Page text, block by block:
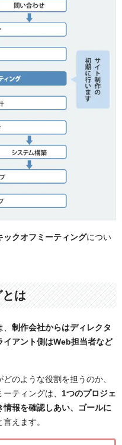
ックオフミーティングについ
は
制作会社からはディレクタ
イアント側はWeb担当者など
のような役割を担うのか、
ティングは、 1つのプロジェ
報を確認しあい、ゴールに
言えます。